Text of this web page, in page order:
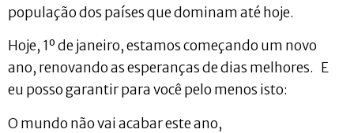
população dos países que dominam até hoje.
Hoje, 1º de janeiro, estamos começando um novo
ano, renovando as esperanças de dias melhores. E
eu posso garantir para você pelo menos isto:
O mundo não vai acabar este ano,